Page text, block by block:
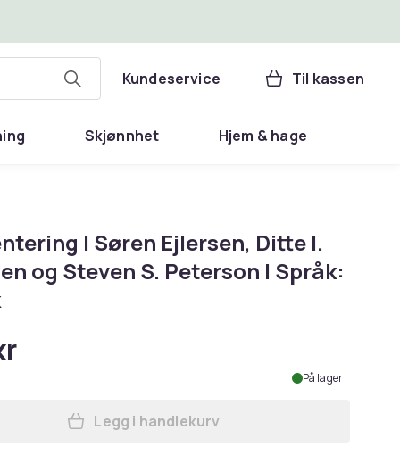
Kundeservice Til kassen
Skjønnhet Hjem & hage
| Søren Ejlersen, Ditte I.
og Steven S. Peterson | Språk:
På lager
Legg Fermentering | Søren
Legg i handlekurv